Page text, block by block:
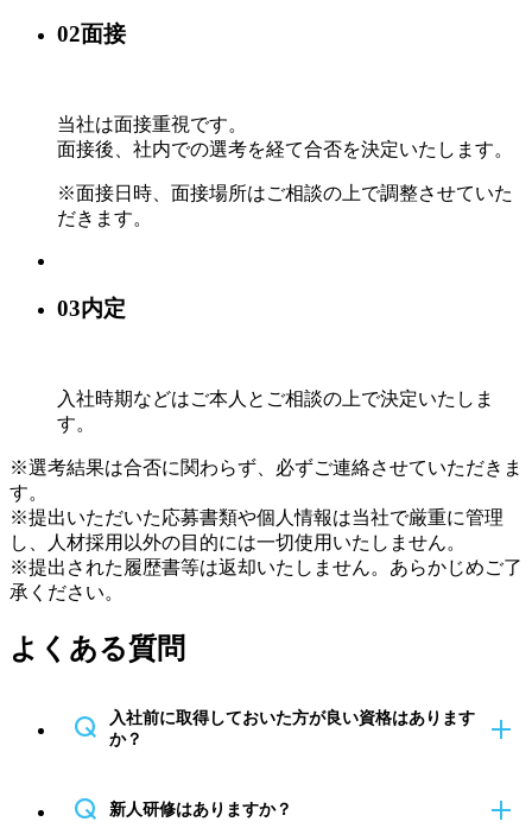
02面接
当社は面接重視です。
面接後、社内での選考を経て合否を決定いたします。
※面接日時、面接場所はご相談の上で調整させていた
だきます。
03内定
入社時期などはご本人とご相談の上で決定いたしま
す。
※選考結果は合否に関わらず、必ずご連絡させていただきま
す。
※提出いただいた応募書類や個人情報は当社で厳重に管理
し、人材採用以外の目的には一切使用いたしません。
※提出された履歴書等は返却いたしません。あらかじめご了
承ください。
よくある質問
Q
入社前に取得しておいた方が良い資格はあります
か？
Q 新人研修はありますか？